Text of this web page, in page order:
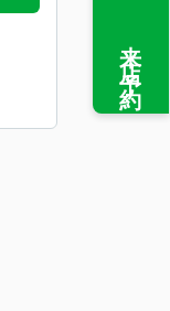
来店予約